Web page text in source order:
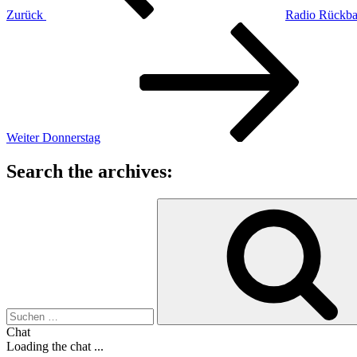
Zurück
Radio
Weiter Donnerstag
Search the archives:
Chat
Loading the chat ...